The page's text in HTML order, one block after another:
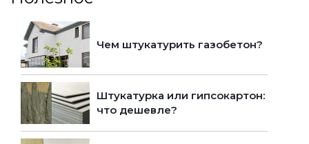
Чем штукатурить газобетон?
Штукатурка или гипсокартон:
что дешевле?